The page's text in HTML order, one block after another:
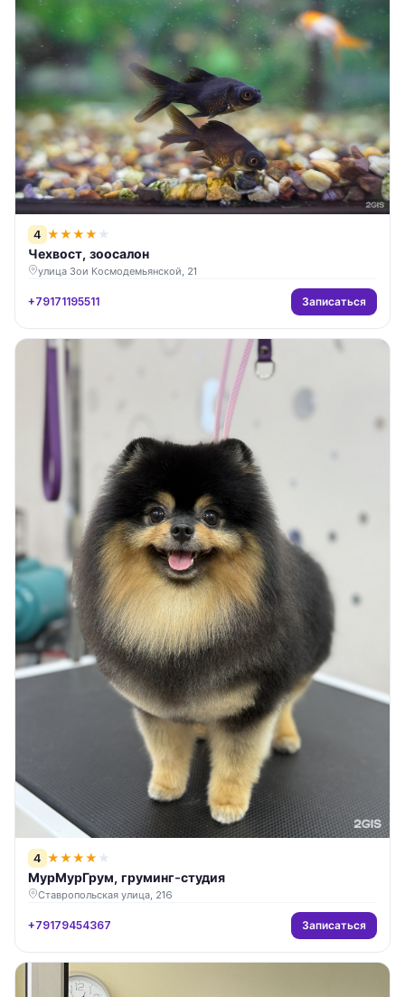
4 ★★★★ ★
Чехвост, зоосалон
улица Зои Космодемьянской, 21
+79171195511 Записаться
4 ★★★★ ★
МурМурГрум, груминг-студия
Ставропольская улица, 216
+79179454367 Записаться